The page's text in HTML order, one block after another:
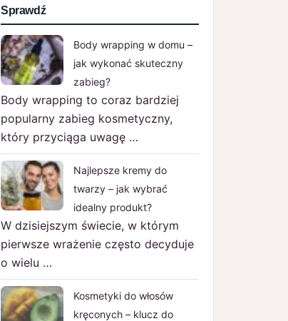
Sprawdź
Body wrapping w domu –
jak wykonać skuteczny
zabieg?
Body wrapping to coraz bardziej
popularny zabieg kosmetyczny,
który przyciąga uwagę …
Najlepsze kremy do
twarzy – jak wybrać
idealny produkt?
W dzisiejszym świecie, w którym
pierwsze wrażenie często decyduje
o wielu …
Kosmetyki do włosów
kręconych – klucz do